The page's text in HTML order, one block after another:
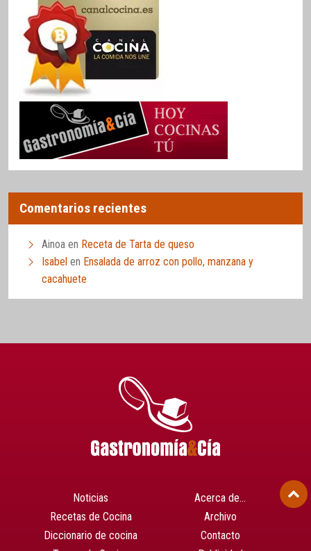
Comentarios recientes
Ainoa en Receta de Tarta de queso
Isabel en Ensalada de arroz con pollo, manzana y
cacahuete
Noticias
Recetas de Cocina
Diccionario de cocina
Acerca de…
Archivo
Contacto